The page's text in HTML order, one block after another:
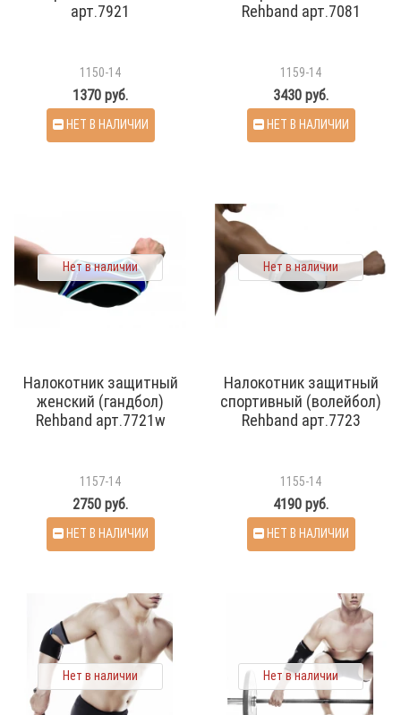
арт.7921
1150-14
1370 руб.
НЕТ В НАЛИЧИИ
Rehband арт.7081
1159-14
3430 руб.
НЕТ В НАЛИЧИИ
Нет в наличии
Налокотник защитный
женский (гандбол)
Rehband арт.7721w
1157-14
2750 руб.
НЕТ В НАЛИЧИИ
Нет в наличии
Налокотник защитный
спортивный (волейбол)
Rehband арт.7723
1155-14
4190 руб.
НЕТ В НАЛИЧИИ
Нет в наличии Нет в наличии